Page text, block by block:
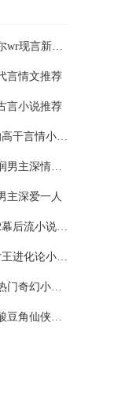
娱乐圈头条小说免费全文 莞尔wr现言新作推荐
言情文推荐
言小说推荐
6本现代高干虐文推荐 好看的高干言情小说推荐
男主类似润玉的古言推荐 温润男主深情守护
主深爱一人
6本最热门的幕后流小说 2022幕后流小说推荐
5本虐男主的言情小说推荐 女王进化论小说超级好看
法师西恩小说免费阅读 2022热门奇幻小说推荐
我修道靠瞎练免费阅读小说 酸豆角仙侠修真小说推荐